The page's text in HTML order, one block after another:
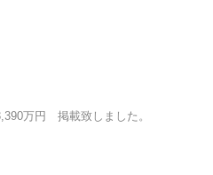
万円 掲載致しました。